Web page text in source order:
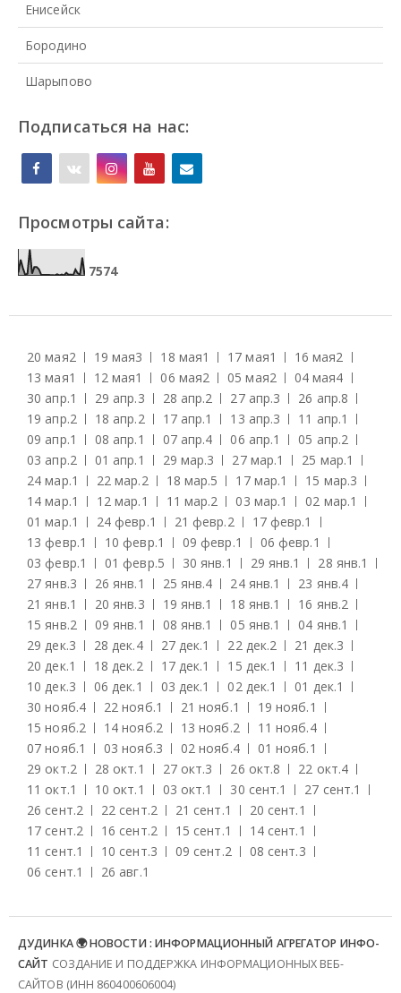
Енисейск
Бородино
Шарыпово
Подписаться на нас:
Просмотры сайта:
7574
20 мая2 19 мая3 18 мая1 17 мая1 16 мая2
13 мая1 12 мая1 06 мая2 05 мая2 04 мая4
30 апр.1 29 апр.3 28 апр.2 27 апр.3 26 апр.8
19 апр.2 18 апр.2 17 апр.1 13 апр.3 11 апр.1
09 апр.1 08 апр.1 07 апр.4 06 апр.1 05 апр.2
03 апр.2 01 апр.1 29 мар.3 27 мар.1 25 мар.1
24 мар.1 22 мар.2 18 мар.5 17 мар.1 15 мар.3
14 мар.1 12 мар.1 11 мар.2 03 мар.1 02 мар.1
01 мар.1 24 февр.1 21 февр.2 17 февр.1
13 февр.1 10 февр.1 09 февр.1 06 февр.1
03 февр.1 01 февр.5 30 янв.1 29 янв.1 28 янв.1
27 янв.3 26 янв.1 25 янв.4 24 янв.1 23 янв.4
21 янв.1 20 янв.3 19 янв.1 18 янв.1 16 янв.2
15 янв.2 09 янв.1 08 янв.1 05 янв.1 04 янв.1
29 дек.3 28 дек.4 27 дек.1 22 дек.2 21 дек.3
20 дек.1 18 дек.2 17 дек.1 15 дек.1 11 дек.3
10 дек.3 06 дек.1 03 дек.1 02 дек.1 01 дек.1
30 нояб.4 22 нояб.1 21 нояб.1 19 нояб.1
15 нояб.2 14 нояб.2 13 нояб.2 11 нояб.4
07 нояб.1 03 нояб.3 02 нояб.4 01 нояб.1
29 окт.2 28 окт.1 27 окт.3 26 окт.8 22 окт.4
11 окт.1 10 окт.1 03 окт.1 30 сент.1 27 сент.1
26 сент.2 22 сент.2 21 сент.1 20 сент.1
17 сент.2 16 сент.2 15 сент.1 14 сент.1
11 сент.1 10 сент.3 09 сент.2 08 сент.3
06 сент.1 26 авг.1
ДУДИНКА 🌍 НОВОСТИ : ИНФОРМАЦИОННЫЙ АГРЕГАТОР ИНФО-
САЙТ СОЗДАНИЕ И ПОДДЕРЖКА ИНФОРМАЦИОННЫХ ВЕБ-
САЙТОВ (ИНН 860400606004)